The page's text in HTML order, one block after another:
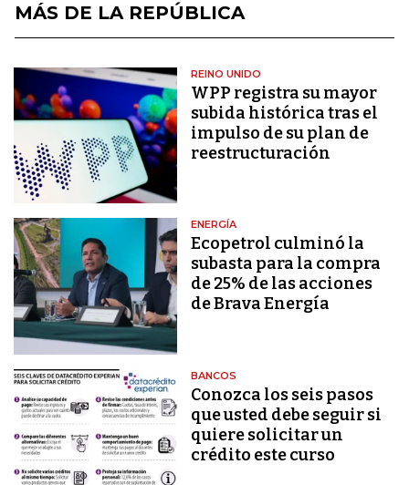
MÁS DE LA REPÚBLICA
REINO UNIDO
WPP registra su mayor
subida histórica tras el
impulso de su plan de
reestructuración
ENERGÍA
Ecopetrol culminó la
subasta para la compra
de 25% de las acciones
de Brava Energía
BANCOS
Conozca los seis pasos
que usted debe seguir si
quiere solicitar un
crédito este curso